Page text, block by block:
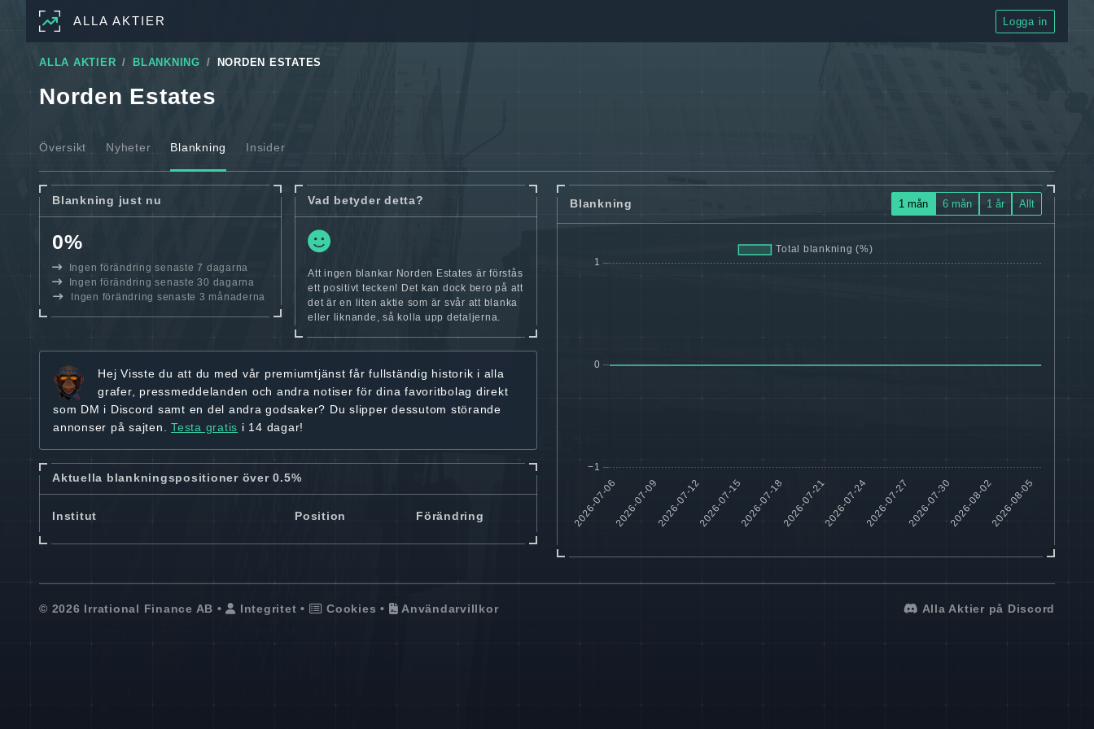
ALLA AKTIER Logga in
ALLA AKTIER BLANKNING NORDEN ESTATES
Norden Estates
Översikt Nyheter Blankning Insider
Blankning just nu
0%
Ingen förändring senaste 7 dagarna
Ingen förändring senaste 30 dagarna
Ingen förändring senaste 3 månaderna
Vad betyder detta?
Att ingen blankar Norden Estates är förstås
ett positivt tecken! Det kan dock bero på att
det är en liten aktie som är svår att blanka
eller liknande, så kolla upp detaljerna.
Hej Visste du att du med vår premiumtjänst fårfullständig historik i alla
grafer, pressmeddelanden och andra notiser för dina favoritbolag direkt
som DM i Discord samt en del andra godsaker? Du slipper dessutom störande
annonser på sajten. Testa gratis i 14 dagar!
Aktuella blankningspositioner över 0.5%
Institut Position Förändring
Blankning 1 mån 6 mån 1 år Allt
© 2026 Irrational Finance AB • Integritet • Cookies • Användarvillkor Alla Aktier på Discord